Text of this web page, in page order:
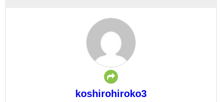
koshirohiroko3